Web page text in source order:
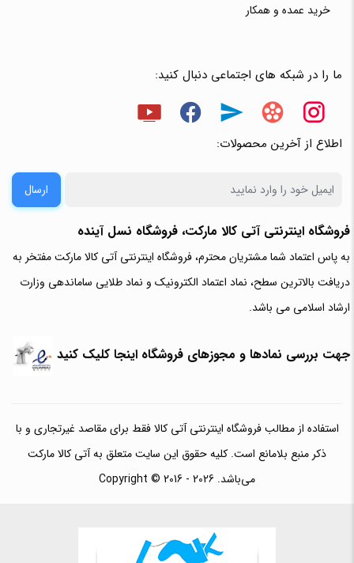
خرید عمده و همکار
ما را در شبکه های اجتماعی دنبال کنید:
اطلاع از آخرین محصولات:
ارسال
فروشگاه اینترنتی آتی‌ کالا مارکت، فروشگاه نسل آینده
به پاس اعتماد شما مشتریان محترم، فروشگاه اینترنتی آتی کالا مارکت مفتخر به
دریافت بالاترین سطح، نماد اعتماد الکترونیک و نماد طلایی ساماندهی وزارت
ارشاد اسلامی می باشد.
جهت بررسی نمادها و مجوزهای فروشگاه اینجا کلیک کنید
استفاده از مطالب فروشگاه اینترنتی آتی کالا فقط برای مقاصد غیرتجاری و با
ذکر منبع بلامانع است. کلیه حقوق این سایت متعلق به آتی کالا مارکت
می‌باشد. Copyright © 2016 - 2026